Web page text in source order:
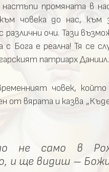
настъпи промяната в
човека до нас, към
различни очи. Тази
с Бога е реална! Тя се
патриарх Даниил.
човек,
от вярата и казва
не само в
и ще видиш –